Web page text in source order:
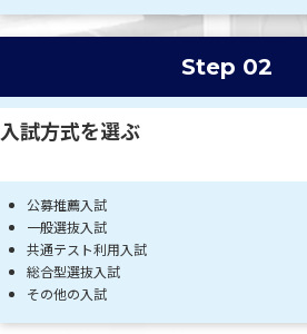
Step 02
入試方式を選ぶ
公募推薦入試
一般選抜入試
共通テスト利用入試
総合型選抜入試
その他の入試